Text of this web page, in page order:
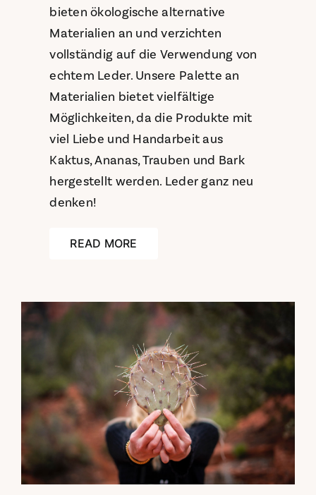
bieten ökologische alternative
Materialien an und verzichten
vollständig auf die Verwendung von
echtem Leder. Unsere Palette an
Materialien bietet vielfältige
Möglichkeiten, da die Produkte mit
viel Liebe und Handarbeit aus
Kaktus, Ananas, Trauben und Bark
hergestellt werden. Leder ganz neu
denken!
READ MORE